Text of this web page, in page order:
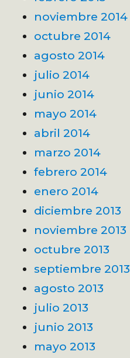
noviembre 2014
octubre 2014
agosto 2014
julio 2014
junio 2014
mayo 2014
abril 2014
marzo 2014
febrero 2014
enero 2014
diciembre 2013
noviembre 2013
octubre 2013
septiembre 2013
agosto 2013
julio 2013
junio 2013
mayo 2013